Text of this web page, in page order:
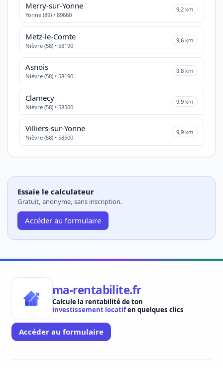
Merry-sur-Yonne
Yonne (89) • 89660
9,2 km
Metz-le-Comte
Nièvre (58) • 58190
9,6 km
Asnois
Nièvre (58) • 58190
9,8 km
Clamecy
Nièvre (58) • 58500
9,9 km
Villiers-sur-Yonne
Nièvre (58) • 58500
9,9 km
Essaie le calculateur
Gratuit, anonyme, sans inscription.
Accéder au formulaire
ma-rentabilite.fr
Calcule la rentabilité de ton
investissement locatifen quelques clics
Accéder au formulaire